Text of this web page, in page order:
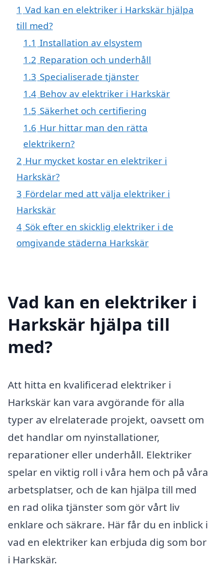
1 Vad kan en elektriker i Harkskär hjälpa
till med?
1.1 Installation av elsystem
1.2 Reparation och underhåll
1.3 Specialiserade tjänster
1.4 Behov av elektriker i Harkskär
1.5 Säkerhet och certifiering
1.6 Hur hittar man den rätta
elektrikern?
2 Hur mycket kostar en elektriker i
Harkskär?
3 Fördelar med att välja elektriker i
Harkskär
4 Sök efter en skicklig elektriker i de
omgivande städerna Harkskär
Vad kan en elektriker i
Harkskär hjälpa till
med?
Att hitta en kvalificerad elektriker i
Harkskär kan vara avgörande för alla
typer av elrelaterade projekt, oavsett om
det handlar om nyinstallationer,
reparationer eller underhåll. Elektriker
spelar en viktig roll i våra hem och på våra
arbetsplatser, och de kan hjälpa till med
en rad olika tjänster som gör vårt liv
enklare och säkrare. Här får du en inblick i
vad en elektriker kan erbjuda dig som bor
i Harkskär.